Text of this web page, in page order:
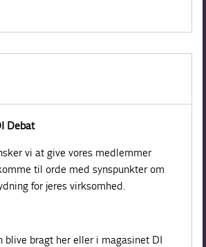
Debat
vi at give vores medlemmer
til orde med synspunkter om
for jeres virksomhed.
bragt her eller i magasinet DI